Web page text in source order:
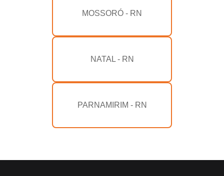
MOSSORÓ - RN
NATAL - RN
PARNAMIRIM - RN